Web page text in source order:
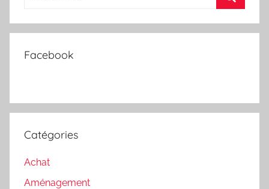
:
Facebook
Catégories
Achat
Aménagement